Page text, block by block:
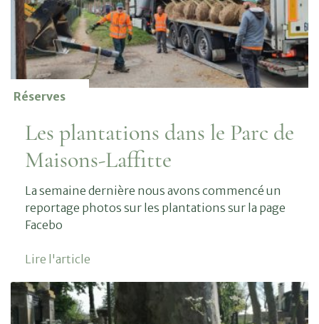
Réserves
Les plantations dans le Parc de
Maisons-Laffitte
La semaine dernière nous avons commencé un
reportage photos sur les plantations sur la page
Facebo
Lire l'article